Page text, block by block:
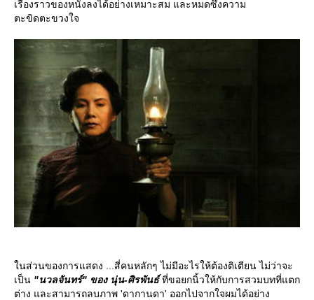
เรื่องราวของหนังลงได้อย่างเหมาะสม และหมดซึ่งความ
ตะขิดตะขวงใจ
นส่วนของการแสดง ...สี่คนหลักๆ ไม่มีอะไรให้ต้องติเตียน ไม่ว่าจะ
เป็น "นวลจันทร์" ของ นุ่น-ศิรพันธ์ที่ขอยกนิ้วให้กับการสวมบทที่แตก
ต่าง และสามารถลบภาพ 'ดากานดา' ออกไปจากใจผมได้อย่าง